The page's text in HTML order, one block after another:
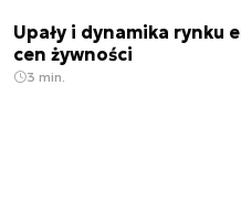
Upały i dynamika rynku
cen żywności
3 min.